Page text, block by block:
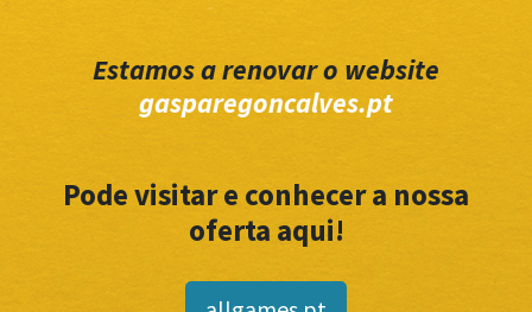
Estamos a renovar o website
gasparegoncalves.pt
Pode visitar e conhecer a nossa
oferta aqui!